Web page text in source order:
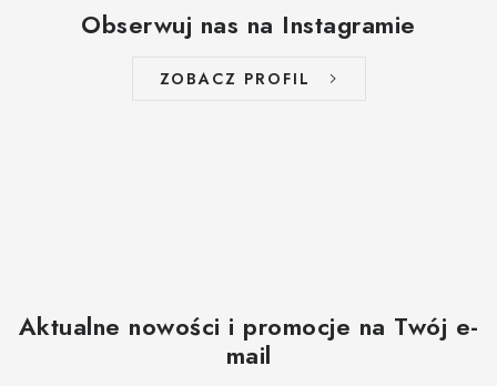
Obserwuj nas na Instagramie
ZOBACZ PROFIL
Aktualne nowości i promocje na Twój e-
mail